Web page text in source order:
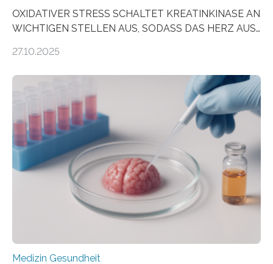
OXIDATIVER STRESS SCHALTET KREATINKINASE AN
WICHTIGEN STELLEN AUS, SODASS DAS HERZ AUS
aus dem Deutschen Zentrum für Herzinsuffizienz
im Journal Circulation, warum der Energietransport bei
der Hypertrophen Kardiomyopathie (HCM) versagen
kann und wie sich durch eine Verringerung der
Herzbelastung und des oxidativen Stresses
Rhythmusstörungen reduzieren lassen. Würzburg. Die
hypertrophe Kardiomyopathie (HCM) ist die häufigste
erblich bedingte Herzerkrankung. Sie führt dazu, dass
sich die linke Herzkammer verdickt, der Herzmuskel zu
stark kontrahiert…
27.10.2025
Medizin Gesundheit